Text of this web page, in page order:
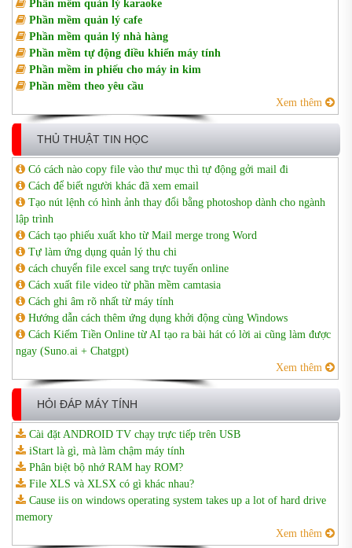
Phần mềm quản lý karaoke
Phần mềm quản lý cafe
Phần mềm quản lý nhà hàng
Phần mềm tự động điều khiển máy tính
Phần mềm in phiếu cho máy in kim
Phần mềm theo yêu cầu
Xem thêm
THỦ THUẬT TIN HỌC
Có cách nào copy file vào thư mục thì tự động gởi mail đi
Cách để biết người khác đã xem email
Tạo nút lệnh có hình ảnh thay đổi bằng photoshop dành cho ngành
lập trình
Cách tạo phiếu xuất kho từ Mail merge trong Word
Tự làm ứng dụng quản lý thu chi
cách chuyển file excel sang trực tuyến online
Cách xuất file video từ phần mềm camtasia
Cách ghi âm rõ nhất từ máy tính
Hướng dẫn cách thêm ứng dụng khởi động cùng Windows
Cách Kiếm Tiền Online từ AI tạo ra bài hát có lời ai cũng làm được
ngay (Suno.ai + Chatgpt)
Xem thêm
HỎI ĐÁP MÁY TÍNH
Cài đặt ANDROID TV chạy trực tiếp trên USB
iStart là gì, mà làm chậm máy tính
Phân biệt bộ nhớ RAM hay ROM?
File XLS và XLSX có gì khác nhau?
Cause iis on windows operating system takes up a lot of hard drive
memory
Xem thêm